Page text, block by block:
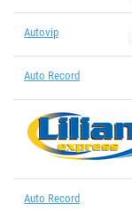
Autovip
Auto Record
Auto Record